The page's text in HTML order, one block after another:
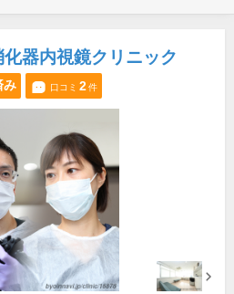
器内視鏡クリニック
み 口コミ 2件